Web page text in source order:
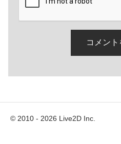
© 2010 - 2026 Live2D Inc.